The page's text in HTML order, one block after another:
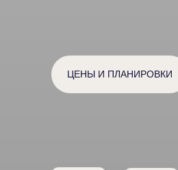
ЦЕНЫ И ПЛАНИРОВКИ